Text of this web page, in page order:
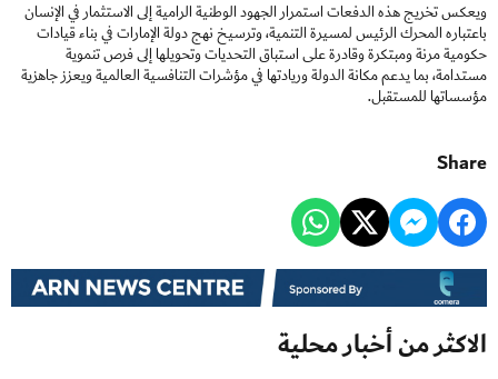
ويعكس تخريج هذه الدفعات استمرار الجهود الوطنية الرامية إلى الاستثمار في الإنسان
باعتباره المحرك الرئيس لمسيرة التنمية، وترسيخ نهج دولة الإمارات في بناء قيادات
حكومية مرنة ومبتكرة وقادرة على استباق التحديات وتحويلها إلى فرص تنموية
مستدامة، بما يدعم مكانة الدولة وريادتها في مؤشرات التنافسية العالمية ويعزز جاهزية
مؤسساتها للمستقبل.
Share
الاكثر من أخبار محلية